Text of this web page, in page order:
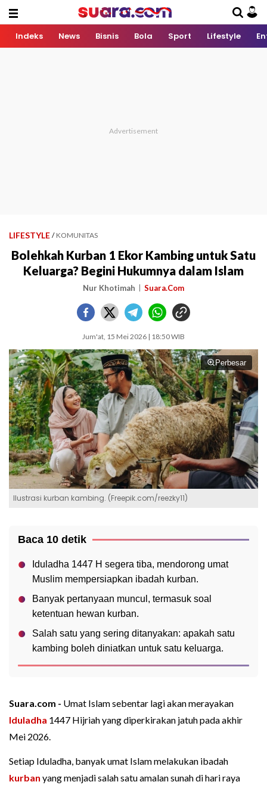
Indeks News Bisnis Bola Sport Lifestyle
LIFESTYLE / KOMUNITAS
Bolehkah Kurban 1 Ekor Kambing untuk Satu
Keluarga? Begini Hukumnya dalam Islam
Nur Khotimah Suara.Com
Jum'at, 15 Mei 2026 | 18:50 WIB
Perbesar
Ilustrasi kurban kambing. (Freepik.com/reezky11)
Baca 10 detik
Iduladha 1447 H segera tiba, mendorong umat
Muslim mempersiapkan ibadah kurban.
Banyak pertanyaan muncul, termasuk soal
ketentuan hewan kurban.
Salah satu yang sering ditanyakan: apakah satu
kambing boleh diniatkan untuk satu keluarga.
Suara.com - Umat Islam sebentar lagi akan merayakan
Iduladha 1447 Hijriah yang diperkirakan jatuh pada akhir
Mei 2026.
Setiap Iduladha, banyak umat Islam melakukan ibadah
kurban yang menjadi salah satu amalan sunah di hari raya